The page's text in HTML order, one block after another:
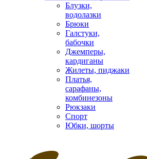
Блузки,
водолазки
Брюки
Галстуки,
бабочки
Джемперы,
кардиганы
Жилеты, пиджаки
Платья,
сарафаны,
комбинезоны
Рюкзаки
Спорт
Юбки, шорты